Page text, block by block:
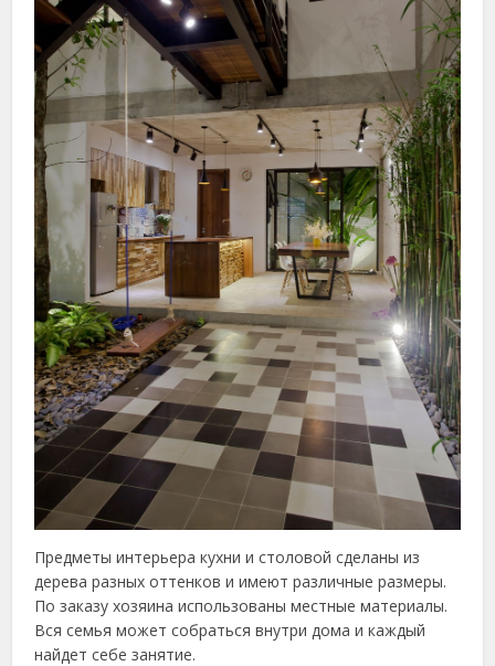
Предметы интерьера кухни и столовой сделаны из
дерева разных оттенков и имеют различные размеры.
По заказу хозяина использованы местные материалы.
Вся семья может собраться внутри дома и каждый
найдет себе занятие.